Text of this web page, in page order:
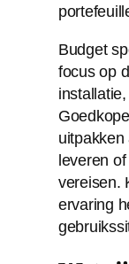
Budget
focus op
leveren
vereisen.
ervaring